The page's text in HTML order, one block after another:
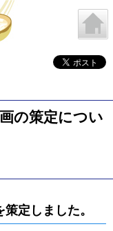
の策定につい
定しました。